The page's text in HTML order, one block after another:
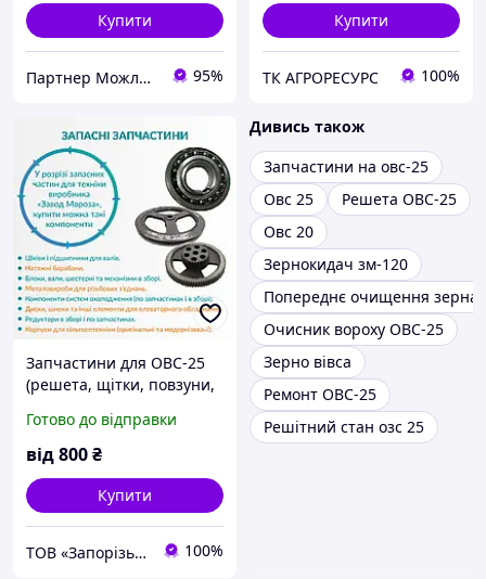
Купити
Партнер Можливостей 95%
Купити
ТК АГРОРЕСУРС 100%
Запчастини для ОВС-25
(решета, щітки, повзуни,
Готово до відправки
від800₴
Купити
ТОВ «Запорізький Зерновоз» 100%
Дивись також
Запчастини на овс-25
Овс 25
Решета ОВС-25
Овс 20
Зернокидач зм-120
Попереднє очищення зерна
Очисник вороху ОВС-25
Зерно вівса
Ремонт ОВС-25
Решітний стан озс 25